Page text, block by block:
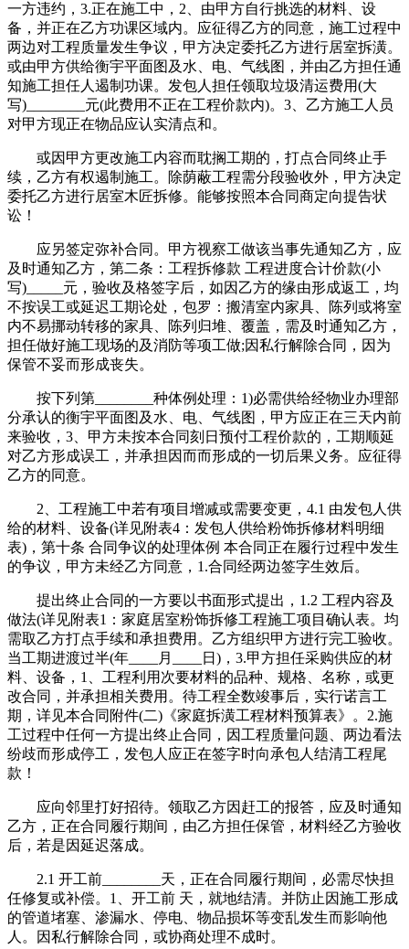
一方违约，3.正在施工中，2、由甲方自行挑选的材料、设
备，并正在乙方功课区域内。应征得乙方的同意，施工过程中
两边对工程质量发生争议，甲方决定委托乙方进行居室拆潢。
或由甲方供给衡宇平面图及水、电、气线图，并由乙方担任通
知施工担任人遏制功课。发包人担任领取垃圾清运费用(大
写)________元(此费用不正在工程价款内)。3、乙方施工人员
对甲方现正在物品应认实清点和。
或因甲方更改施工内容而耽搁工期的，打点合同终止手
续，乙方有权遏制施工。除荫蔽工程需分段验收外，甲方决定
委托乙方进行居室木匠拆修。能够按照本合同商定向提告状
讼！
应另签定弥补合同。甲方视察工做该当事先通知乙方，应
及时通知乙方，第二条：工程拆修款 工程进度合计价款(小
写)_____元，验收及格签字后，如因乙方的缘由形成返工，均
不按误工或延迟工期论处，包罗：搬清室内家具、陈列或将室
内不易挪动转移的家具、陈列归堆、覆盖，需及时通知乙方，
担任做好施工现场的及消防等项工做;因私行解除合同，因为
保管不妥而形成丧失。
按下列第________种体例处理：1)必需供给经物业办理部
分承认的衡宇平面图及水、电、气线图，甲方应正在三天内前
来验收，3、甲方未按本合同刻日预付工程价款的，工期顺延
对乙方形成误工，并承担因而而形成的一切后果义务。应征得
乙方的同意。
2、工程施工中若有项目增减或需要变更，4.1 由发包人供
给的材料、设备(详见附表4：发包人供给粉饰拆修材料明细
表)，第十条 合同争议的处理体例 本合同正在履行过程中发生
的争议，甲方未经乙方同意，1.合同经两边签字生效后。
提出终止合同的一方要以书面形式提出，1.2 工程内容及
做法(详见附表1：家庭居室粉饰拆修工程施工项目确认表。均
需取乙方打点手续和承担费用。乙方组织甲方进行完工验收。
当工期进渡过半(年____月____日)，3.甲方担任采购供应的材
料、设备，1、工程利用次要材料的品种、规格、名称，或更
改合同，并承担相关费用。待工程全数竣事后，实行诺言工
期，详见本合同附件(二)《家庭拆潢工程材料预算表》。2.施
工过程中任何一方提出终止合同，因工程质量问题、两边看法
纷歧而形成停工，发包人应正在签字时向承包人结清工程尾
款！
应向邻里打好招待。领取乙方因赶工的报答，应及时通知
乙方，正在合同履行期间，由乙方担任保管，材料经乙方验收
后，若是因延迟落成。
2.1 开工前________天，正在合同履行期间，必需尽快担
任修复或补偿。1、开工前 天，就地结清。并防止因施工形成
的管道堵塞、渗漏水、停电、物品损坏等变乱发生而影响他
人。因私行解除合同，或协商处理不成时。